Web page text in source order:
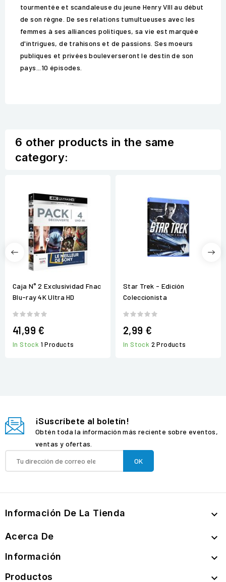
tourmentée et scandaleuse du jeune Henry VIII au début
de son règne. De ses relations tumultueuses avec les
femmes à ses alliances politiques, sa vie est marquée
d'intrigues, de trahisons et de passions. Ses moeurs
publiques et privées bouleverseront le destin de son
pays...10 épisodes.
6 other products in the same
category:
Caja N° 2 Exclusividad Fnac
Blu-ray 4K Ultra HD
41,99 €
In Stock 1 Products
Star Trek - Edición
Coleccionista
2,99 €
In Stock 2 Products
¡Suscríbete al boletín!
Obtén toda la información más reciente sobre eventos,
ventas y ofertas.
Información De La Tienda 
Acerca De 
Información 
Productos 